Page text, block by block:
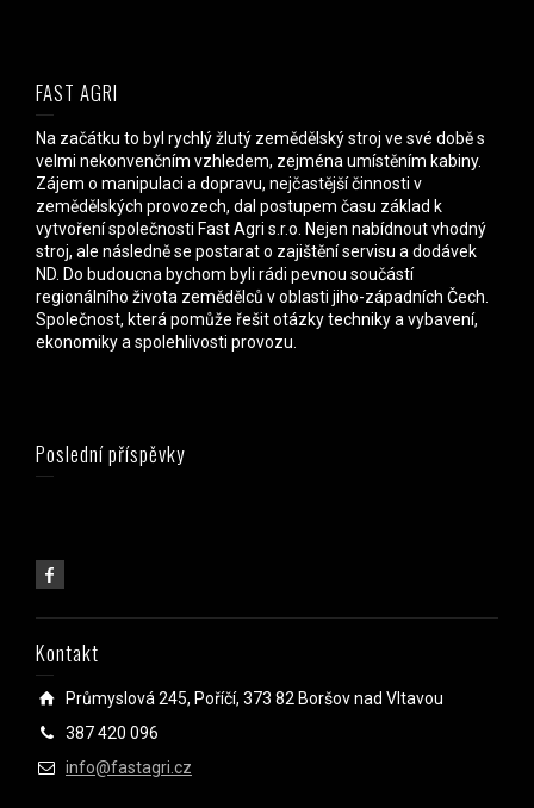
FAST AGRI
Na začátku to byl rychlý žlutý zemědělský stroj ve své době s
velmi nekonvenčním vzhledem, zejména umístěním kabiny.
Zájem o manipulaci a dopravu, nejčastější činnosti v
zemědělských provozech, dal postupem času základ k
vytvoření společnosti Fast Agri s.r.o. Nejen nabídnout vhodný
stroj, ale následně se postarat o zajištění servisu a dodávek
ND. Do budoucna bychom byli rádi pevnou součástí
regionálního života zemědělců v oblasti jiho-západních Čech.
Společnost, která pomůže řešit otázky techniky a vybavení,
ekonomiky a spolehlivosti provozu.
Poslední příspěvky
Kontakt
Průmyslová 245, Poříčí, 373 82 Boršov nad Vltavou
387 420 096
info@fastagri.cz